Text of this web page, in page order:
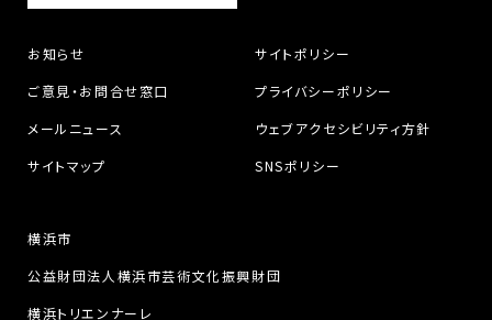
お知らせ
ご意見・お問合せ窓口
メールニュース
サイトマップ
サイトポリシー
プライバシーポリシー
ウェブアクセシビリティ方針
SNSポリシー
横浜市
公益財団法人横浜市芸術文化振興財団
横浜トリエンナーレ